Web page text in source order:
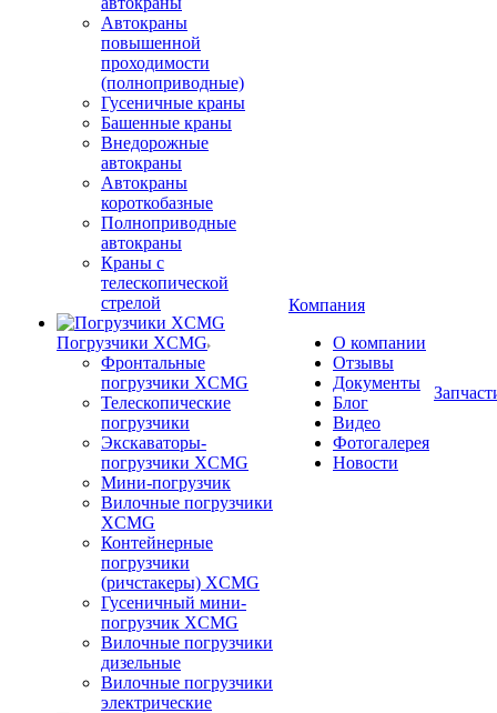
Автокраны
повышенной
проходимости
(полноприводные)
Гусеничные краны
Башенные краны
Внедорожные
автокраны
Автокраны
короткобазные
Полноприводные
автокраны
Краны с
телескопической
стрелой
Погрузчики XCMG
Фронтальные
погрузчики XCMG
Телескопические
погрузчики
Экскаваторы-
погрузчики XCMG
Мини-погрузчик
Вилочные погрузчики
XCMG
Контейнерные
погрузчики
(ричстакеры) XCMG
Гусеничный мини-
погрузчик XCMG
Вилочные погрузчики
дизельные
Вилочные погрузчики
электрические
Компания
О компании
Отзывы
Документы
Блог
Видео
Фотогалерея
Новости